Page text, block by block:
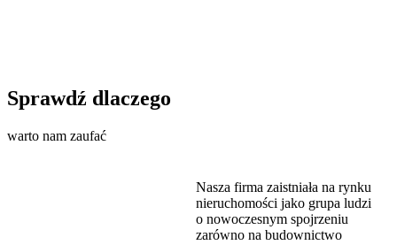
Sprawdź dlaczego
warto nam zaufać
Nasza firma zaistniała na rynku
nieruchomości jako grupa ludzi
o nowoczesnym spojrzeniu
zarówno na budownictwo